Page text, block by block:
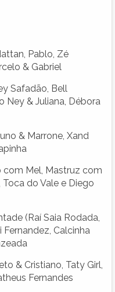
Pablo, Zé
& Gabriel
Safadão, Bell
Ney & Juliana, Débora
& Marrone, Xand
com Mel, Mastruz com
do Vale e Diego
(Raí Saia Rodada,
Calcinha
& Cristiano, Taty Girl,
Fernandes